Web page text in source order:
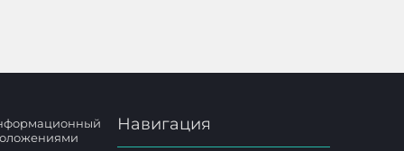
Навигация